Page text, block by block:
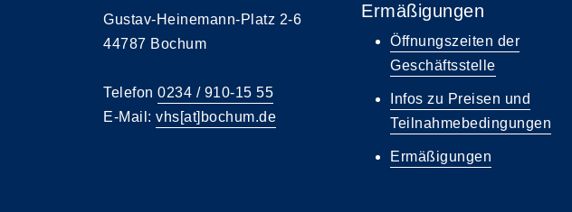
Gustav-Heinemann-Platz 2-6
44787 Bochum
Telefon 0234 / 910-15 55
E-Mail: vhs[at]bochum.de
Ermäßigungen
Öffnungszeiten der
Geschäftsstelle
Infos zu Preisen und
Teilnahmebedingungen
Ermäßigungen